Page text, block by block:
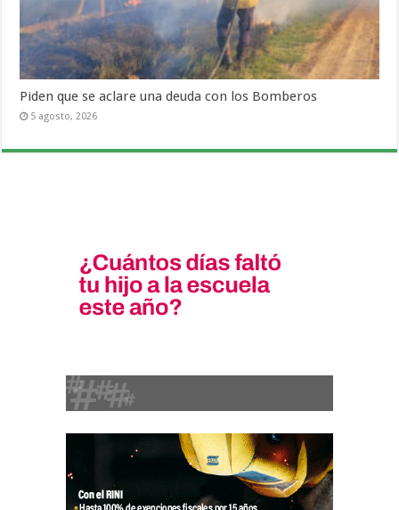
Piden que se aclare una deuda con los Bomberos
5 agosto, 2026